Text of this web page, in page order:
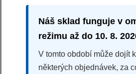
Funkce rozmrazování
Mechanické ovládání
Akustická signalizace
Náš sklad funguje v
režimu až do 10. 8.
V tomto období může dojít
některých objednávek, za